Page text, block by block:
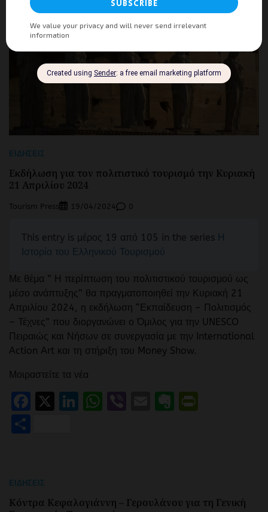
ΕΙΔΉΣΕΙΣ
Εκδήλωση για τον πολιτιστικό τουρισμό την Κυριακή
21 Απριλίου 2024
Tourism Press 19/04/2024 0
This entry is μέρος 19 από 105 in the series Η
Ιστορία του Ελληνικού Τουρισμού
Με θέμα ” Η περίπτωση του πολιτιστικού τουρισμού ως
μέσο ανάπτυξης” θα πραγματοποιηθεί την Κυριακή 21
Απριλίου 2024, η εκδήλωση “Εκπαίδευση – Πολιτισμός
– Τέχνες” που διοργανώνει ο Όμιλος για την UNESCO
Πειραιώς και Νήσων σε συνεργασία με την International
Action Art και τη στήριξη του Money Show.
Μοιραστείτε τα νέα
Facebook
X LinkedIn
WhatsApp
ViberEmailEvernote
ΕΙΔΉΣΕΙΣ
Κόντρα Κεφαλογιάννη – Γερουλάνου για τη Γενική